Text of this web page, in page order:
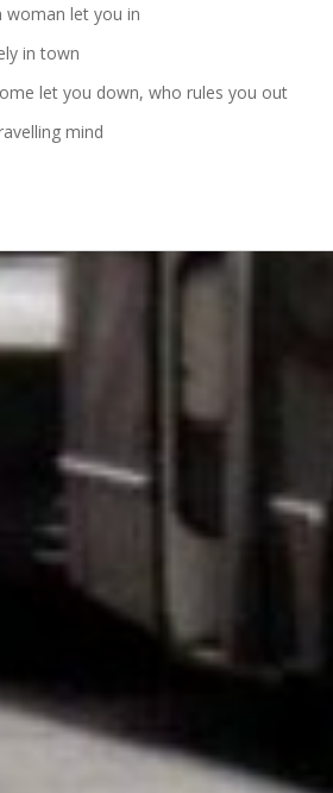
woman let you in
in town
let you down, who rules you out
mind